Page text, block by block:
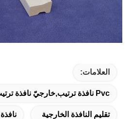
العلامات:
Pvc نافذة ترتيب,خارجيّ نافذة ترتيب,pvc ترتيب لوح
تقليم النافذة الخارجية نافذة PVC تقليم